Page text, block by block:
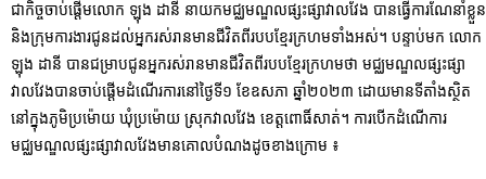
ជាកិច្ចចាប់ផ្តើមលោក ឡុង ដានី នាយកមជ្ឈមណ្ឌលផ្សះផ្សាវាលវែង បានធ្វើការណែនាំខ្លួន
និងក្រុមការងារជូនដល់អ្នករស់រានមានជីវិតពីរបបខ្មែរក្រហមទាំងអស់។ បន្ទាប់មក លោក
ឡុង ដានី បានជម្រាបជូនអ្នករស់រានមានជីវិតពីរបបខ្មែរក្រហមថា មជ្ឈមណ្ឌលផ្សះផ្សា
វាលវែងបានចាប់ផ្តើមដំណើរការនៅថ្ងៃទី១ ខែឧសភា ឆ្នាំ២០២៣ ដោយមានទីតាំងស្ថិត
នៅក្នុងភូមិប្រម៉ោយ ឃុំប្រម៉ោយ ស្រុកវាលវែង ខេត្តពោធិ៍សាត់។ ការបើកដំណើការ
មជ្ឈមណ្ឌលផ្សះផ្សាវាលវែងមានគោលបំណងដូចខាងក្រោម ៖